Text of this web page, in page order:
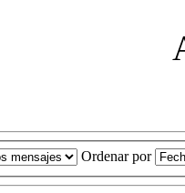
Ordenar por